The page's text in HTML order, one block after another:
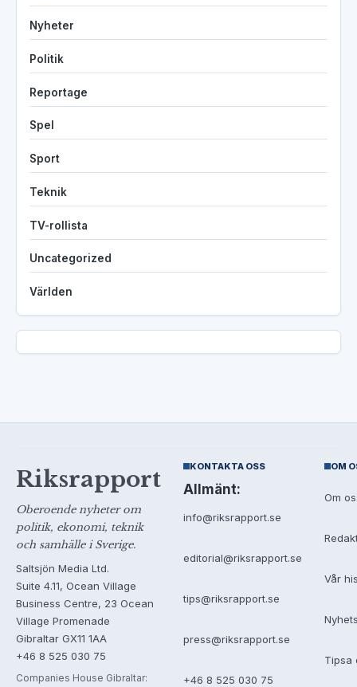
Nyheter
Politik
Reportage
Spel
Sport
Teknik
TV-rollista
Uncategorized
Världen
Riksrapport
Oberoende nyheter om
politik, ekonomi, teknik
och samhälle i Sverige.
Saltsjön Media Ltd.
Suite 4.11, Ocean Village
Business Centre, 23 Ocean
Village Promenade
Gibraltar GX11 1AA
+46 8 525 030 75
Companies House Gibraltar:
KONTAKTA OSS
Allmänt:
info@riksrapport.se
editorial@riksrapport.se
tips@riksrapport.se
press@riksrapport.se
+46 8 525 030 75
OM
Om
Vår
Tipsa